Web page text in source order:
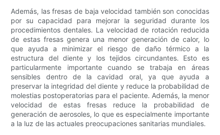
Además, las fresas de baja velocidad también son conocidas
por su capacidad para mejorar la seguridad durante los
procedimientos dentales. La velocidad de rotación reducida
de estas fresas genera una menor generación de calor, lo
que ayuda a minimizar el riesgo de daño térmico a la
estructura del diente y los tejidos circundantes. Esto es
particularmente importante cuando se trabaja en áreas
sensibles dentro de la cavidad oral, ya que ayuda a
preservar la integridad del diente y reduce la probabilidad de
molestias postoperatorias para el paciente. Además, la menor
velocidad de estas fresas reduce la probabilidad de
generación de aerosoles, lo que es especialmente importante
a la luz de las actuales preocupaciones sanitarias mundiales.